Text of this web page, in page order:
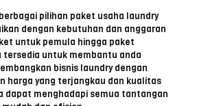
pilihan paket usaha laundry
dengan kebutuhan dan anggaran
untuk pemula hingga paket
tersedia untuk membantu anda
bisnis laundry dengan
harga yang terjangkau dan kualitas
dapat menghadapi semua tantangan